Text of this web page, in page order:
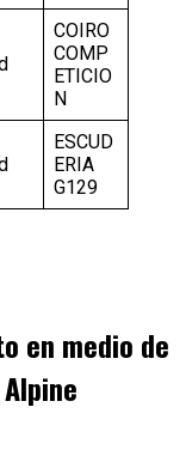
COIRO
COMP
ETICIO
N
ESCUD
ERIA
G129
en medio de